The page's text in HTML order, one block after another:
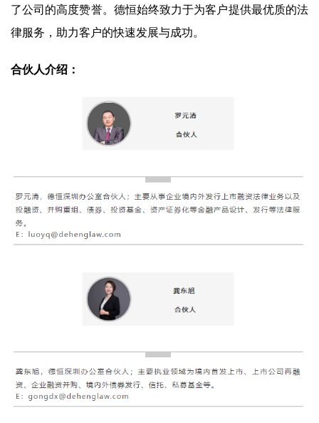
了公司的高度赞誉。德恒始终致力于为客户提供最优质的法
律服务，助力客户的快速发展与成功。
合伙人介绍：